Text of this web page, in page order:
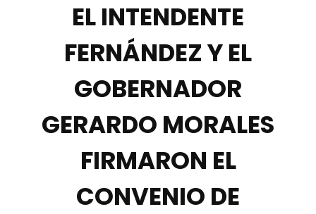
EL INTENDENTE
FERNÁNDEZ Y EL
GOBERNADOR
GERARDO MORALES
FIRMARON EL
CONVENIO DE